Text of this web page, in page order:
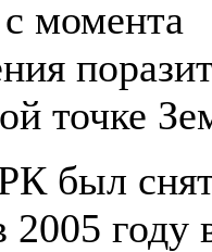
момента
точке
был
году